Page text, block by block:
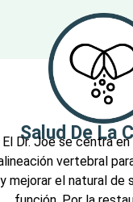
Salud De La
El Dr. Joe se centra
vertebral
y mejorar el natural de